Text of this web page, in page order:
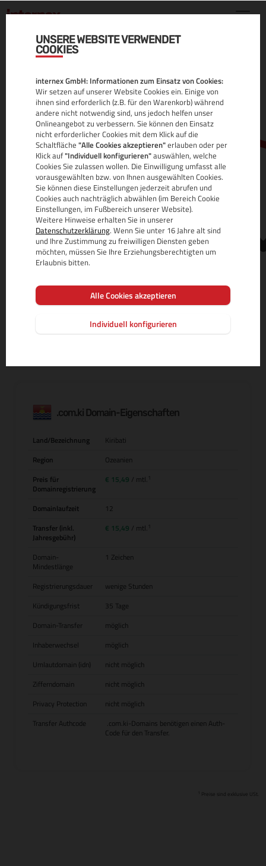
UNSERE WEBSITE VERWENDET
COOKIES
internex GmbH: Informationen zum Einsatz von Cookies:
Wir setzen auf unserer Website Cookies ein. Einige von
ihnen sind erforderlich (z.B. für den Warenkorb) während
andere nicht notwendig sind, uns jedoch helfen unser
Onlineangebot zu verbessern. Sie können den Einsatz
nicht erforderlicher Cookies mit dem Klick auf die
Schaltfläche "Alle Cookies akzeptieren"erlauben oder per
Klick auf"Individuell konfigurieren"auswählen, welche
Cookies Sie zulassen wollen. Die Einwilligung umfasst alle
vorausgewählten bzw. von Ihnen ausgewählten Cookies.
Sie können diese Einstellungen jederzeit abrufen und
Cookies auch nachträglich abwählen (im Bereich Cookie
Einstellungen, im Fußbereich unserer Website).
Weitere Hinweise erhalten Sie in unserer
Datenschutzerklärung. Wenn Sie unter 16 Jahre alt sind
und Ihre Zustimmung zu freiwilligen Diensten geben
möchten, müssen Sie Ihre Erziehungsberechtigten um
Erlaubnis bitten.
Alle Cookies akzeptieren
Individuell konfigurieren
.COM.KI DOMAIN
ALLE INFOS
MEHR INFOS ZUR DOMAIN-ENDUNG
.com.ki Domain-Eigenschaften
Land/Bezeichnung
Kiribati
Region
Ozeanien
Preis für
Domainregistrierung
€ 15,49 / mtl.
Domainlaufzeit
12
Transfer (inkl.
Jahresgebühr)
€ 15,49 / mtl.
Domain-
Mindestlänge
1 Zeichen
Registrierungsdauer
wenige Stunden
Kündigungsfrist
35 Tage
Domain-Transfer
möglich
Inhaberwechsel
möglich
Umlautdomain (idn)
nicht möglich
Zifferndomain
nicht möglich
Privacy Protection
nicht möglich
Transfer Authcode
.com.ki-Domains benötigen einen Auth-
Code für den Transfer.
Preise sind exklusive USt.